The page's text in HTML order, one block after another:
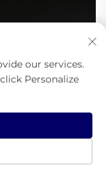
our services.
Personalize